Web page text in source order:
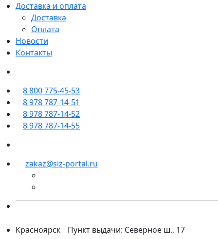
Доставка и оплата
Доставка
Оплата
Новости
Контакты
8 800 775-45-53
8 978 787-14-51
8 978 787-14-52
8 978 787-14-55
zakaz@siz-portal.ru
Красноярск Пункт выдачи: Северное ш., 17